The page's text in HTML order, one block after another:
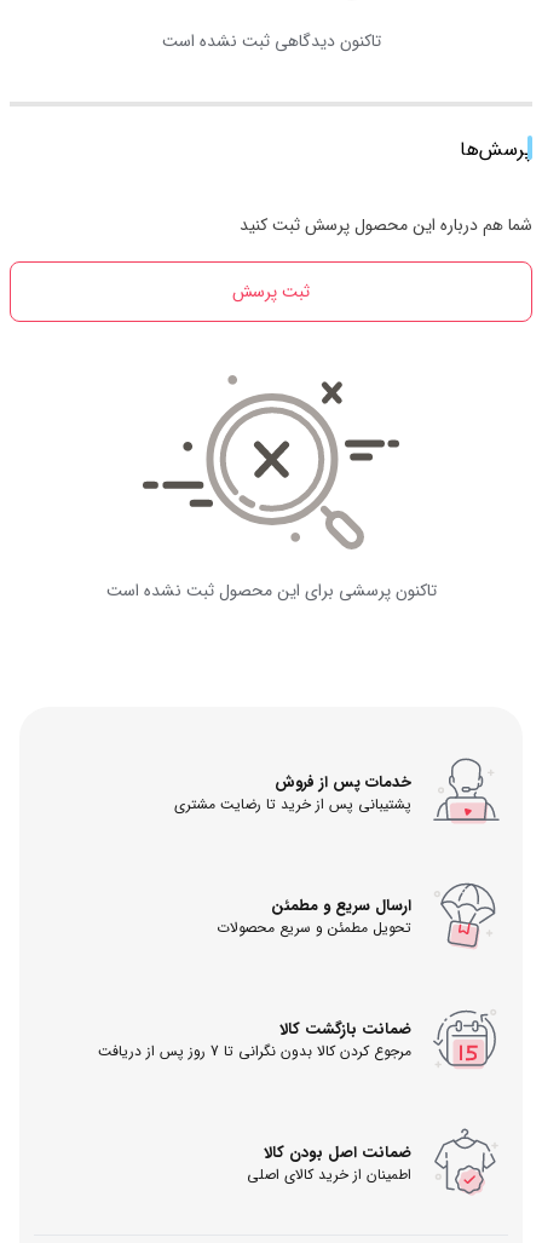
تاکنون دیدگاهی ثبت نشده است
پرسش‌ها
شما هم درباره این محصول پرسش ثبت کنید
ثبت پرسش
تاکنون پرسشی برای این محصول ثبت نشده است
خدمات پس از فروش
پشتیبانی پس از خرید تا رضایت مشتری
ارسال سریع و مطمئن
تحویل مطمئن و سریع محصولات
ضمانت بازگشت کالا
مرجوع کردن کالا بدون نگرانی تا 7 روز پس از دریافت
ضمانت اصل بودن کالا
اطمینان از خرید کالای اصلی